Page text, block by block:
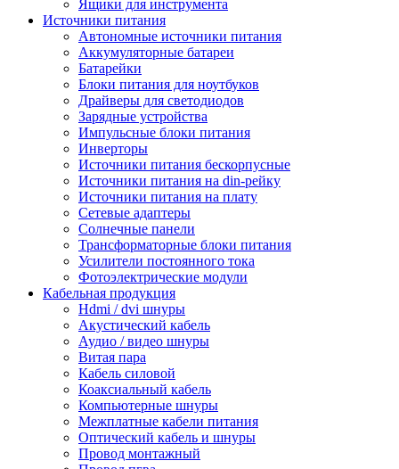
Ящики для инструмента
Источники питания
Автономные источники питания
Аккумуляторные батареи
Батарейки
Блоки питания для ноутбуков
Драйверы для светодиодов
Зарядные устройства
Импульсные блоки питания
Инверторы
Источники питания бескорпусные
Источники питания на din-рейку
Источники питания на плату
Сетевые адаптеры
Солнечные панели
Трансформаторные блоки питания
Усилители постоянного тока
Фотоэлектрические модули
Кабельная продукция
Hdmi / dvi шнуры
Акустический кабель
Аудио / видео шнуры
Витая пара
Кабель силовой
Коаксиальный кабель
Компьютерные шнуры
Межплатные кабели питания
Оптический кабель и шнуры
Провод монтажный